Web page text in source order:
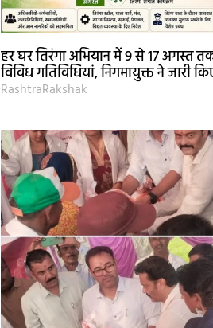
हर घर तिरंगा अभियान में 9 से 17 अगस्त
विविध गतिविधियां, निगमायुक्त ने जारी
RashtraRakshak